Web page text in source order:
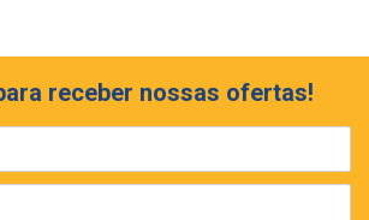
receber nossas ofertas!